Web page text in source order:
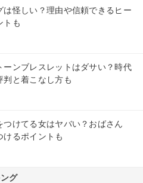
は怪しい？理由や信頼できるヒー
トも
ーンブレスレットはダサい？時代
判と着こなし方も
つけてる女はヤバい？おばさん
けるポイントも
グ